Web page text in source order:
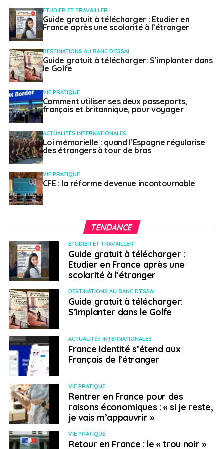
reviendrait sur cette promesse qui avait été faite, sinon
on ne serait pas venus», assure-t-elle.
Des trajectoires de vie
brisées
Mariia Kolosova, 39 ans, n’a pas quitté l’Europe pour
l’aventure : elle a fui la guerre en Ukraine. Originaire
d’Odessa, elle arrive en septembre 2023 avec son chat
et l’espoir d’un nouveau départ à Montréal : apprendre
le français, trouver un emploi, s’intégrer, et, à terme,
obtenir la résidence permanente.
Son parcours coche toutes les cases : francisation
rapide, emploi qualifié dans le tourisme, employeur
satisfait, relation amoureuse avec un Québécois. Elle
lui restait que 12 mois d’expérience professionnelle à
cumuler. Mais le programme a disparu avant qu’elle n’y
parvienne.
contre l’abolition du PEQ en novembre 2025.
ETUDIER ET TRAVAILLER
Guide gratuit à télécharger : Etudier en
France après une scolarité à l’étranger
DESTINATIONS AU BANC D'ESSAI
Guide gratuit à télécharger: S’implanter dans
le Golfe
VIE PRATIQUE
Comment utiliser ses deux passeports,
français et britannique, pour voyager
ACTUALITÉS INTERNATIONALES
Loi mémorielle : quand l’Espagne régularise
des étrangers à tour de bras
VIE PRATIQUE
CFE : la réforme devenue incontournable
TENDANCE
ETUDIER ET TRAVAILLER
Guide gratuit à télécharger :
Etudier en France après une
scolarité à l’étranger
DESTINATIONS AU BANC D'ESSAI
Guide gratuit à télécharger:
S’implanter dans le Golfe
ACTUALITÉS INTERNATIONALES
France Identité s’étend aux
Français de l’étranger
VIE PRATIQUE
Rentrer en France pour des
raisons économiques : « si je reste,
je vais m’appauvrir »
VIE PRATIQUE
Retour en France : le « trou noir »